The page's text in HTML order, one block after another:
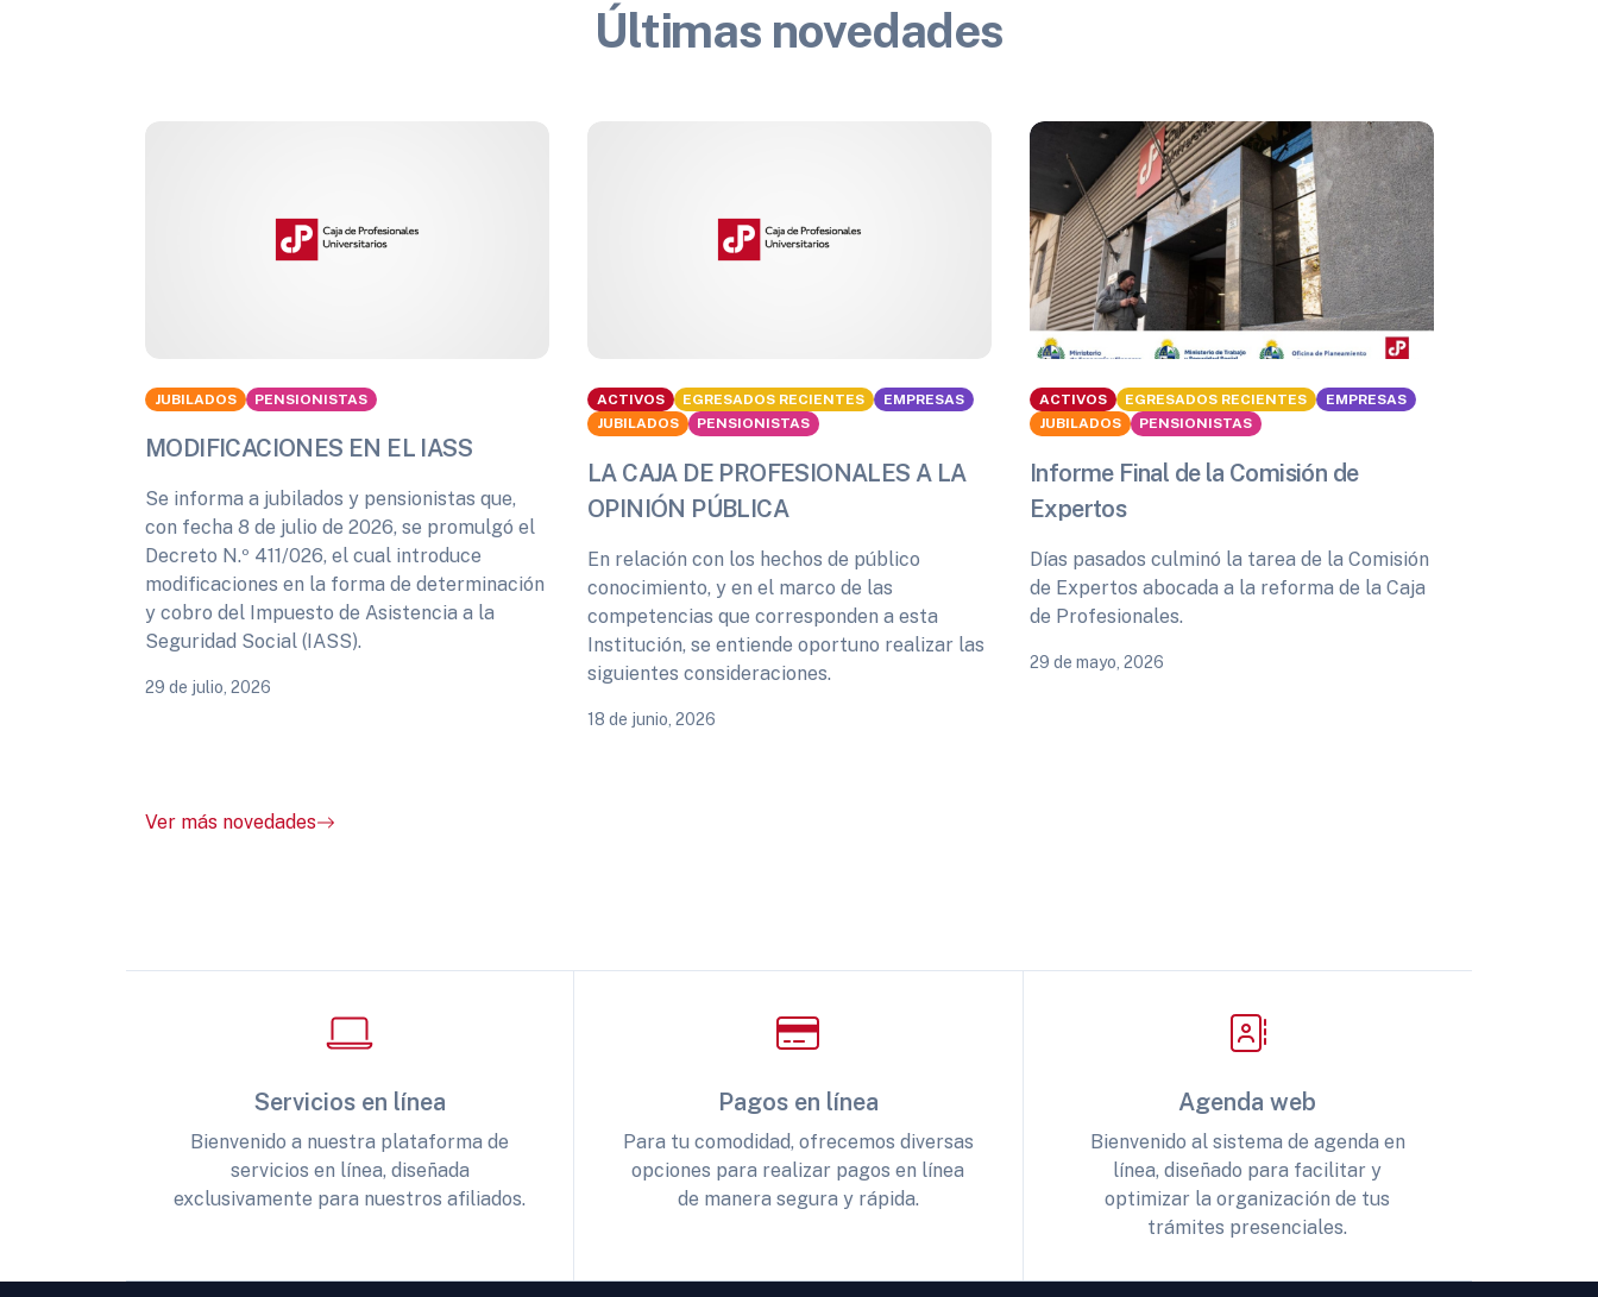
Últimas novedades
JUBILADOS PENSIONISTAS
MODIFICACIONES EN EL IASS
Se informa a jubilados y pensionistas que,
con fecha 8 de julio de 2026, se promulgó el
Decreto N.º 411/026, el cual introduce
modificaciones en la forma de determinación
y cobro del Impuesto de Asistencia a la
Seguridad Social (IASS).
29 de julio, 2026
ACTIVOS EGRESADOS RECIENTES
EMPRESAS
JUBILADOS
PENSIONISTAS
LA CAJA DE PROFESIONALES A LA
OPINIÓN PÚBLICA
En relación con los hechos de público
conocimiento, y en el marco de las
competencias que corresponden a esta
Institución, se entiende oportuno realizar las
siguientes consideraciones.
18 de junio, 2026
ACTIVOS EGRESADOS RECIENTES
EMPRESAS
JUBILADOS
PENSIONISTAS
Informe Final de la Comisión de
Expertos
Días pasados culminó la tarea de la Comisión
de Expertos abocada a la reforma de la Caja
de Profesionales.
29 de mayo, 2026
Ver más novedades
Servicios en línea
Bienvenido a nuestra plataforma de
servicios en línea, diseñada
exclusivamente para nuestros afiliados.
Pagos en línea
Para tu comodidad, ofrecemos diversas
opciones para realizar pagos en línea
de manera segura y rápida.
Agenda web
Bienvenido al sistema de agenda en
línea, diseñado para facilitar y
optimizar la organización de tus
trámites presenciales.